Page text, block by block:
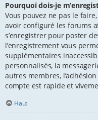
Pourquoi dois-je
Vous pouvez ne pas le
avoir configuré les forums
s’enregistrer pour poster
l’enregistrement vous
supplémentaires
personnalisés, la
autres membres,
compte est rapide et
Haut